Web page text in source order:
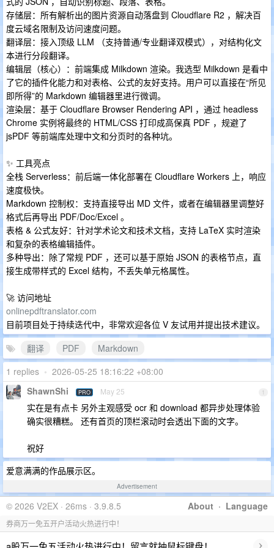
存储层：所有解析出的图片资源自动落盘到 Cloudflare R2 ，解决百
度云域名限制及访问速度问题。
翻译层：接入顶级 LLM （支持普通/专业翻译双模式），对结构化文
本进行分段翻译。
编辑层（核心）：前端集成 Milkdown 渲染。我选型 Milkdown 是看中
了它的插件化能力和对表格、公式的友好支持。用户可以直接在“所见
即所得”的 Markdown 编辑器里进行微调。
渲染层：基于 Cloudflare Browser Rendering API ，通过 headless
Chrome 实例将最终的 HTML/CSS 打印成高保真 PDF ，规避了
jsPDF 等前端库处理中文和分页时的各种坑。
✨ 工具亮点
全栈 Serverless：前后端一体化部署在 Cloudflare Workers 上，响应
速度极快。
Markdown 控制权：支持直接导出 MD 文件，或者在编辑器里调整好
格式后再导出 PDF/Doc/Excel 。
表格 & 公式友好：针对学术论文和技术文档，支持 LaTeX 实时渲染
和复杂的表格编辑插件。
多种导出：除了常规 PDF ，还可以基于原始 JSON 的表格节点，直
接生成带样式的 Excel 结构，不丢失单元格属性。
🚀 访问地址
onlinepdftranslator.com
目前项目处于持续迭代中，非常欢迎各位 V 友试用并提出技术建议。
翻译
PDF
Markdown
1 replies • 2026-05-25 18:16:22 +08:00
1
ShawnShi PRO May 25
实在是有点卡 另外主观感受 ocr 和 download 都异步处理体验
确实很糟糕。 还有首页的顶栏滚动时会透出下面的文字。
祝好
爱意满满的作品展示区。
Advertisement
About · Language
© 2026 V2EX · 26ms · 3.9.8.5
券商万一免五开户活动火热进行中！
›